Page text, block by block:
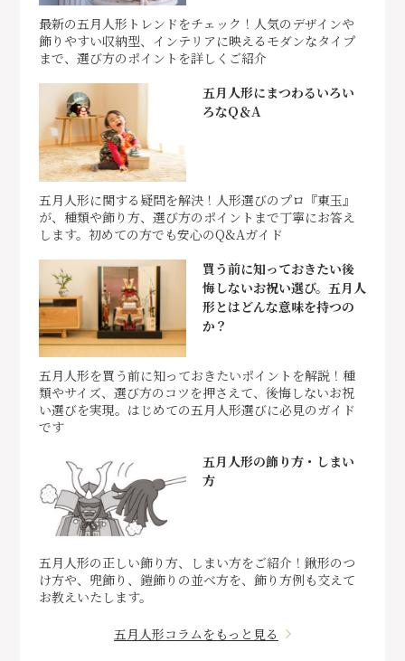
最新の五月人形トレンドをチェック！人気のデザインや
飾りやすい収納型、インテリアに映えるモダンなタイプ
まで、選び方のポイントを詳しくご紹介
五月人形にまつわるいろい
ろなQ＆A
五月人形に関する疑問を解決！人形選びのプロ『東玉』
が、種類や飾り方、選び方のポイントまで丁寧にお答え
します。初めての方でも安心のQ&Aガイド
買う前に知っておきたい後
悔しないお祝い選び。五月人
形とはどんな意味を持つの
か？
五月人形を買う前に知っておきたいポイントを解説！種
類やサイズ、選び方のコツを押さえて、後悔しないお祝
い選びを実現。はじめての五月人形選びに必見のガイド
です
五月人形の飾り方・しまい
方
五月人形の正しい飾り方、しまい方をご紹介！鍬形のつ
け方や、兜飾り、鎧飾りの並べ方を、飾り方例も交えて
お教えいたします。
五月人形コラムをもっと見る